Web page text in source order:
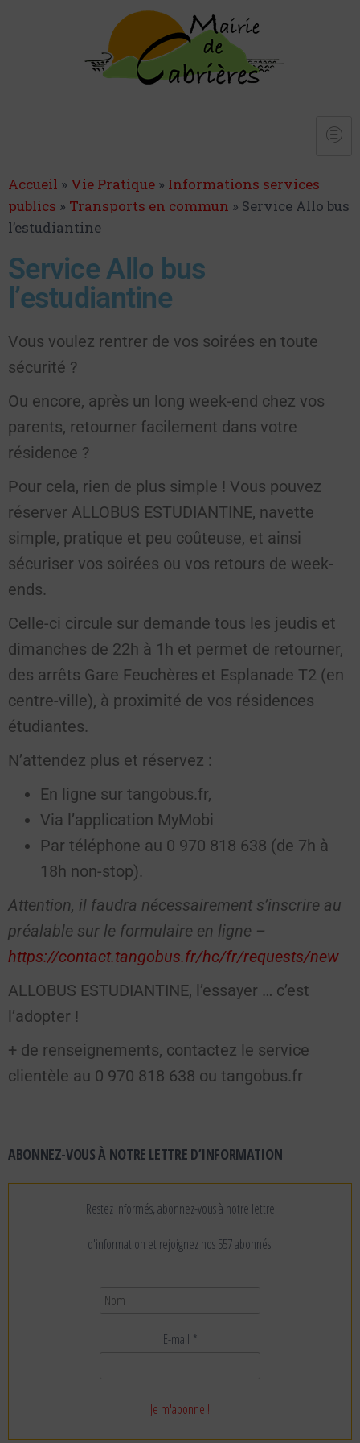
Accueil » Vie Pratique » Informations services
publics » Transports en commun » Service Allo bus
l’estudiantine
Service Allo bus
l’estudiantine
Vous voulez rentrer de vos soirées en toute
sécurité ?
Ou encore, après un long week-end chez vos
parents, retourner facilement dans votre
résidence ?
Pour cela, rien de plus simple ! Vous pouvez
réserver ALLOBUS ESTUDIANTINE, navette
simple, pratique et peu coûteuse, et ainsi
sécuriser vos soirées ou vos retours de week-
ends.
Celle-ci circule sur demande tous les jeudis et
dimanches de 22h à 1h et permet de retourner,
des arrêts Gare Feuchères et Esplanade T2 (en
centre-ville), à proximité de vos résidences
étudiantes.
N’attendez plus et réservez :
En ligne sur tangobus.fr,
Via l’application MyMobi
Par téléphone au 0 970 818 638 (de 7h à
18h non-stop).
Attention, il faudra nécessairement s’inscrire au
préalable sur le formulaire en ligne –
https://contact.tangobus.fr/hc/fr/requests/new
ALLOBUS ESTUDIANTINE, l’essayer … c’est
l’adopter !
+ de renseignements, contactez le service
clientèle au 0 970 818 638 ou tangobus.fr
ABONNEZ-VOUS À NOTRE LETTRE D’INFORMATION
Restez informés, abonnez-vous à notre lettre
d'information et rejoignez nos 557 abonnés.
E-mail *